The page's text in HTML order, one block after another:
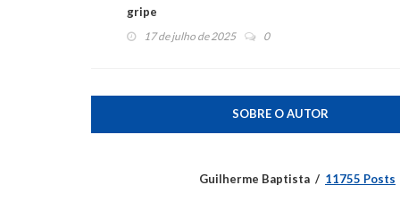
gripe
17 de julho de 2025 0
SOBRE O AUTOR
Guilherme Baptista 11755 Posts